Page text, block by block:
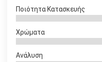
Ποιότητα Κατασκευής
Χρώματα
Ανάλυση